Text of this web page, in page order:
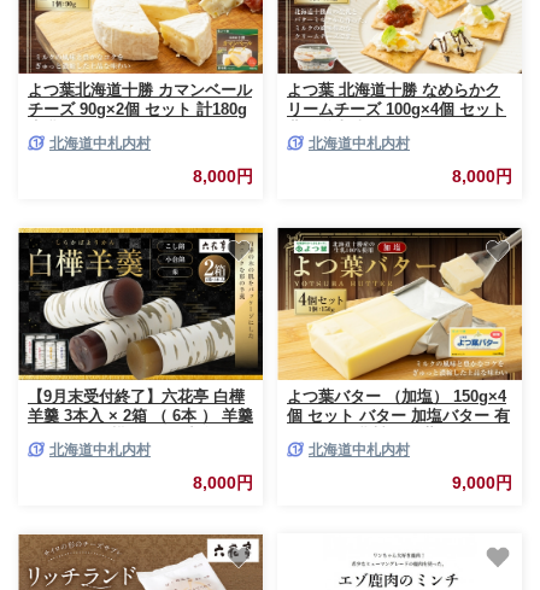
よつ葉北海道十勝 カマンベール
チーズ 90g×2個 セット 計180g
デュ 乳製品 [009-0178]
北海道中札内村
8,000円
よつ葉 北海道十勝 なめらかク
リームチーズ 100g×4個 セット
ーズ 計400g 生乳 バターミルク
北海道中札内村
8,000円
【9月末受付終了】六花亭 白樺
羊羹 3本入 × 2箱 （ 6本 ） 羊羹
詰め合わせ 和菓子 お菓子 菓子
スイーツ 北海道 十勝 中札内村
北海道中札内村
8,000円
よつ葉バター （加塩） 150g×4
個 セット バター 加塩バター 有
0159]北海道中札内村
9,000円